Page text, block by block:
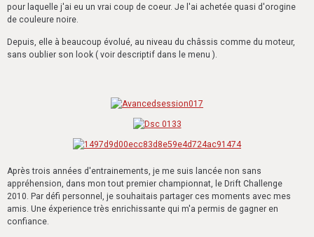
pour laquelle j'ai eu un vrai coup de coeur. Je l'ai achetée quasi d'orogine
de couleure noire.
Depuis, elle à beaucoup évolué, au niveau du châssis comme du moteur,
sans oublier son look ( voir descriptif dans le menu ).
Après trois années d'entrainements, je me suis lancée non sans
appréhension, dans mon tout premier championnat, le Drift Challenge
2010. Par défi personnel, je souhaitais partager ces moments avec mes
amis. Une éxperience très enrichissante qui m'a permis de gagner en
confiance.